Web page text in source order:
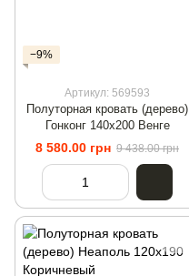
−9%
Артикул: 569593
Полуторная кровать (дерево)
Гонконг 140х200 Венге
8 580.00 грн 9 438.00 грн